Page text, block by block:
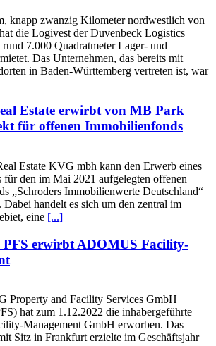
knapp zwanzig Kilometer nordwestlich von
die Logivest der Duvenbeck Logistics
7.000 Quadratmeter Lager- und
Das Unternehmen, das bereits mit
in Baden-Württemberg vertreten ist, war
Estate erwirbt von MB Park
für offenen Immobilienfonds
Estate KVG mbh kann den Erwerb eines
für den im Mai 2021 aufgelegten offenen
„Schroders Immobilienwerte Deutschland“
Dabei handelt es sich um den zentral im
eine [...]
erwirbt ADOMUS Facility-
Property and Facility Services GmbH
hat zum 1.12.2022 die inhabergeführte
Management GmbH erworben. Das
Sitz in Frankfurt erzielte im Geschäftsjahr